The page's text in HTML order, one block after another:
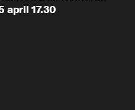
april 17.30